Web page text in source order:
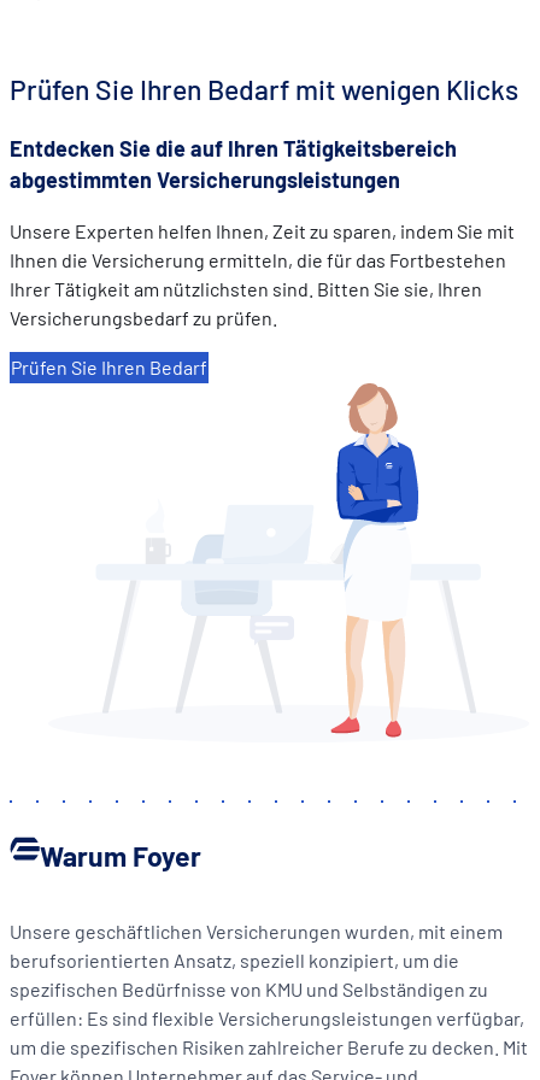
sociaux utilisés et vous permettre de visualiser du contenu
Prüfen Sie Ihren Bedarf mit wenigen Klicks
Entdecken Sie die auf Ihren Tätigkeitsbereich
abgestimmten Versicherungsleistungen
Unsere Experten helfen Ihnen, Zeit zu sparen, indem Sie mit
Ihnen die Versicherung ermitteln, die für das Fortbestehen
Ihrer Tätigkeit am nützlichsten sind. Bitten Sie sie, Ihren
Versicherungsbedarf zu prüfen.
Prüfen Sie Ihren Bedarf
Warum Foyer
Unsere geschäftlichen Versicherungen wurden, mit einem
berufsorientierten Ansatz, speziell konzipiert, um die
spezifischen Bedürfnisse von KMU und Selbständigen zu
erfüllen: Es sind flexible Versicherungsleistungen verfügbar,
um die spezifischen Risiken zahlreicher Berufe zu decken. Mit